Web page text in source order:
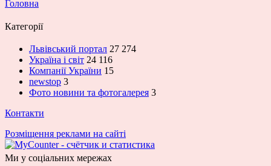
Головна
Категорії
Львівський портал 27 274
Україна і світ 24 116
Компанії України 15
newstop 3
Фото новини та фотогалерея 3
Контакти
Розміщення реклами на сайті
Ми у соціальних мережах